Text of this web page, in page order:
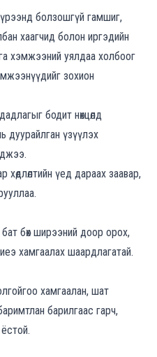
болзошгүй гамшиг,
хаагчид болон иргэдийн
хэмжээний уялдаа холбоог
зохион
бодит нөхцөлд
дуурайлган үзүүлэх
үед дараах заавар,
бөх ширээний доор орох,
хамгаалах шаардлагатай.
хамгаалан, шат
барилгаас гарч,